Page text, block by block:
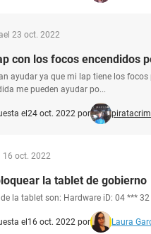
el 23 oct. 2022
con los focos encendidos
ayudar ya que mi lap tiene los
me pueden ayudar po...
el 24 oct. 2022 por
16 oct. 2022
la tablet de gobierno
la tablet son: Hardware iD: 04 ***
el 16 oct. 2022 por Laura